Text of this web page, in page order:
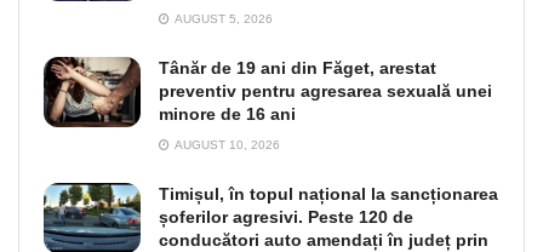
AUGUST 5, 2026
Tânăr de 19 ani din Făget, arestat
preventiv pentru agresarea sexuală unei
minore de 16 ani
AUGUST 10, 2026
Timișul, în topul național la sancționarea
șoferilor agresivi. Peste 120 de
conducători auto amendați în județ prin